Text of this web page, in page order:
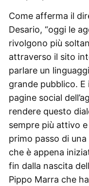
Come afferma il
Desario, “oggi le
rivolgono più
attraverso il sito
parlare un
grande pubblico.
pagine social
rendere questo
sempre più attivo
primo passo di
che è appena
fin dalla nascita
Pippo Marra che